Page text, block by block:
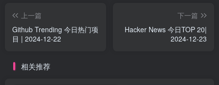
上一篇
Github Trending 今日热门项
目 | 2024-12-22
下一篇
Hacker News 今日TOP 20|
2024-12-23
相关推荐